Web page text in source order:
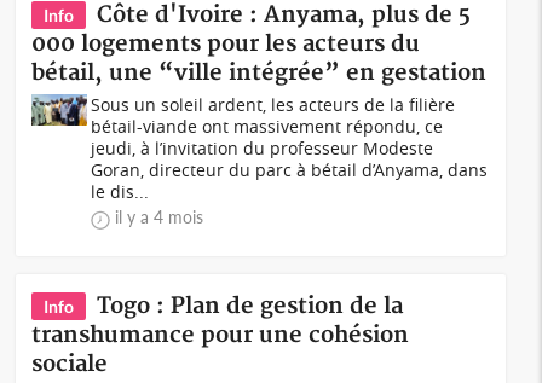
Info
Côte d'Ivoire : Anyama, plus de 5
000 logements pour les acteurs du
bétail, une “ville intégrée” en gestation
Sous un soleil ardent, les acteurs de la filière
bétail-viande ont massivement répondu, ce
jeudi, à l’invitation du professeur Modeste
Goran, directeur du parc à bétail d’Anyama, dans
le dis...
il y a 4 mois
Info
Togo : Plan de gestion de la
transhumance pour une cohésion
sociale